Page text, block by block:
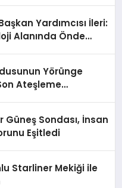
Yardımcısı İleri:
Alanında Önde
Yörünge
Ateşleme
Güneş Sondası, İnsan
Eşitledi
Starliner Mekiği ile